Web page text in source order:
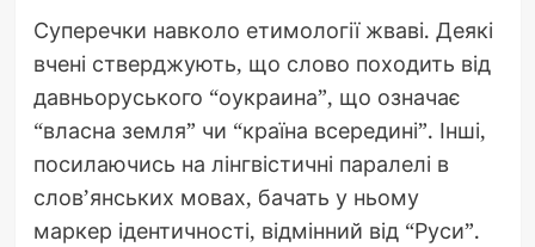
Суперечки навколо етимології жваві. Деякі
вчені стверджують, що слово походить від
давньоруського “оукраина”, що означає
“власна земля” чи “країна всередині”. Інші,
посилаючись на лінгвістичні паралелі в
слов’янських мовах, бачать у ньому
маркер ідентичності, відмінний від “Руси”.